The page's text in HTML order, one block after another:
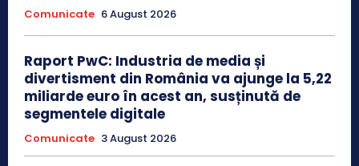
Comunicate 6 August 2026
Raport PwC: Industria de media și
divertisment din România va ajunge la 5,22
miliarde euro în acest an, susținută de
segmentele digitale
Comunicate 3 August 2026